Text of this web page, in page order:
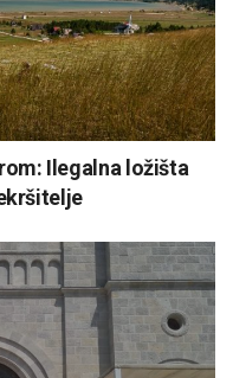
Ilegalna ložišta